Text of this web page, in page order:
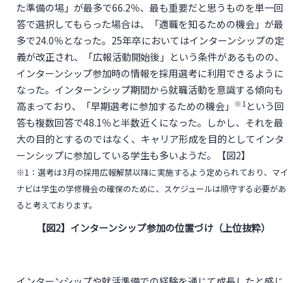
た準備の場」が最多で66.2％、最も重要だと思うものを単一回
答で選択してもらった場合は、「適職を知るための機会」が最
多で24.0％となった。25年卒においてはインターンシップの定
義が改正され、「広報活動開始後」という条件があるものの、
インターンシップ参加時の情報を採用選考に利用できるように
なった。インターンシップ期間から就職活動を意識する傾向も
高まっており、「早期選考に参加するための機会」
※ 1 という回
答も複数回答で48.1％と半数近くになった。しかし、それを最
大の目的とするのではなく、キャリア形成を目的としてインタ
ーンシップに参加している学生も多いようだ。【図2】
※1：選考は3月の採用広報解禁以降に実施するよう定められており、マイ
ナビは学生の学修機会の確保のために、スケジュールは順守する必要があ
ると考えております。
【図2】インターンシップ参加の位置づけ（上位抜粋）